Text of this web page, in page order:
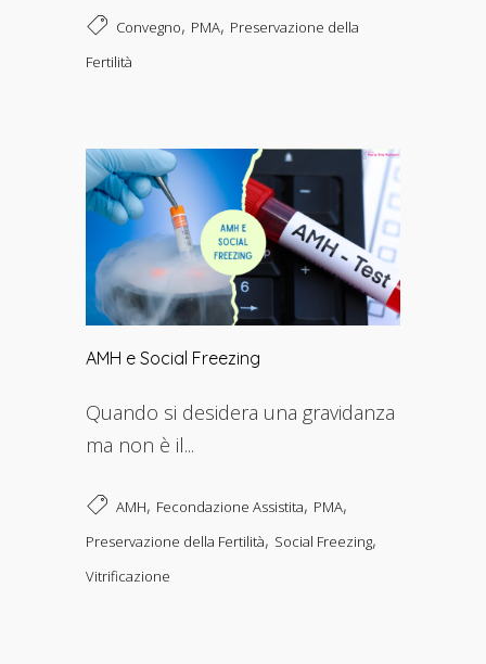
Convegno, PMA, Preservazione della
Fertilità
AMH e Social Freezing
Quando si desidera una gravidanza
ma non è il...
AMH, Fecondazione Assistita, PMA,
Preservazione della Fertilità, Social Freezing,
Vitrificazione